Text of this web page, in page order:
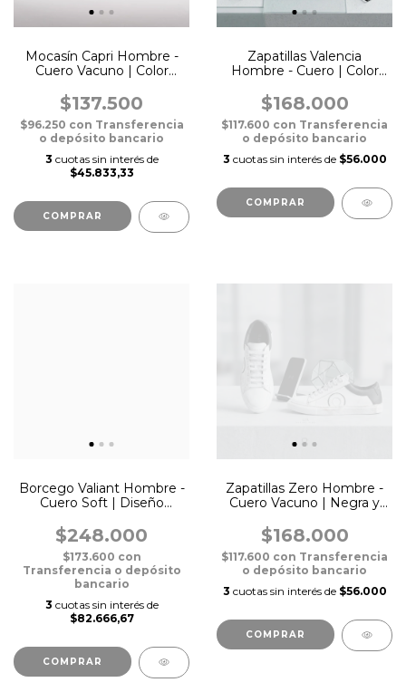
Mocasín Capri Hombre -
Cuero Vacuno | Color
$137.500
$96.250 con Transferencia
o depósito bancario
3 cuotas sin interés de
$45.833,33
COMPRAR
Zapatillas Valencia
Hombre - Cuero | Color
$168.000
$117.600 con Transferencia
o depósito bancario
3 cuotas sin interés de $56.000
COMPRAR
Borcego Valiant Hombre -
Cuero Soft | Diseño
$248.000
$173.600 con
Transferencia o depósito
bancario
3 cuotas sin interés de
$82.666,67
COMPRAR
Zapatillas Zero Hombre -
Cuero Vacuno | Negra y
$168.000
$117.600 con Transferencia
o depósito bancario
3 cuotas sin interés de $56.000
COMPRAR